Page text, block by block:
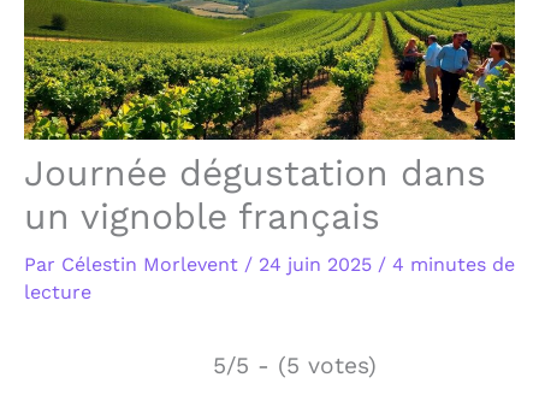
Journée dégustation dans
un vignoble français
Par Célestin Morlevent / 24 juin 2025 / 4 minutes de
lecture
5/5 - (5 votes)